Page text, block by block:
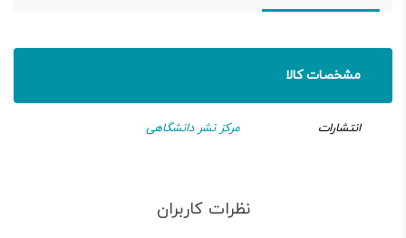
مشخصات کالا
انتشارات مرکز نشر دانشگاهی
نظرات کاربران